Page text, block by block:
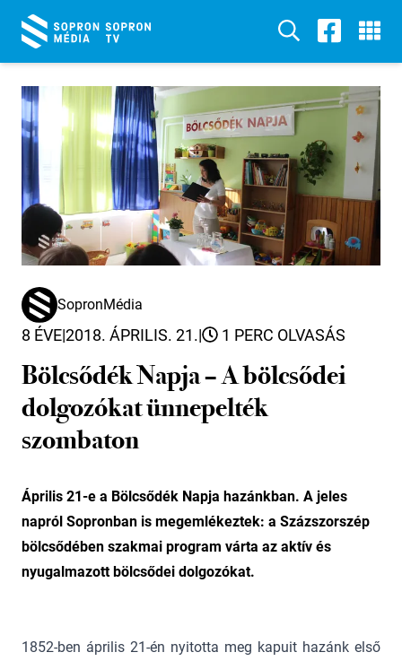
SopronMédia
8 ÉVE|2018. ÁPRILIS. 21.| 1 PERC OLVASÁS
Bölcsődék Napja – A bölcsődei
dolgozókat ünnepelték
szombaton
Április 21-e a Bölcsődék Napja hazánkban. A jeles
napról Sopronban is megemlékeztek: a Százszorszép
bölcsődében szakmai program várta az aktív és
nyugalmazott bölcsődei dolgozókat.
1852-ben április 21-én nyitotta meg kapuit hazánk első